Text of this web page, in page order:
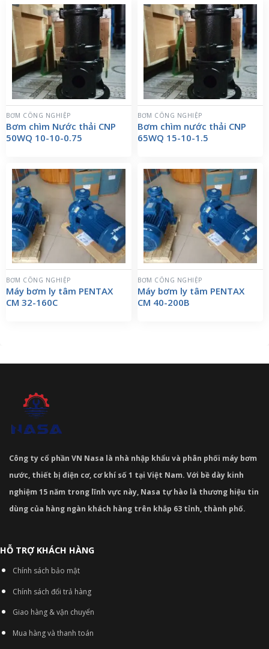
BƠM CÔNG NGHIỆP
Bơm chìm Nước thải CNP
50WQ 10-10-0.75
BƠM CÔNG NGHIỆP
Bơm chìm nước thải CNP
65WQ 15-10-1.5
BƠM CÔNG NGHIỆP
Máy bơm ly tâm PENTAX
CM 32-160C
BƠM CÔNG NGHIỆP
Máy bơm ly tâm PENTAX
CM 40-200B
Công ty cổ phần VN Nasa là nhà nhập khẩu và phân phối máy bơm
nước, thiết bị điện cơ, cơ khí số 1 tại Việt Nam. Với bề dày kinh
nghiệm 15 năm trong lĩnh vực này, Nasa tự hào là thương hiệu tin
dùng của hàng ngàn khách hàng trên khắp 63 tỉnh, thành phố.
HỖ TRỢ KHÁCH HÀNG
Chính sách bảo mật
Chính sách đổi trả hàng
Giao hàng & vận chuyển
Mua hàng và thanh toán